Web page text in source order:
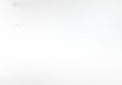
impayées " - Net Iris
<<